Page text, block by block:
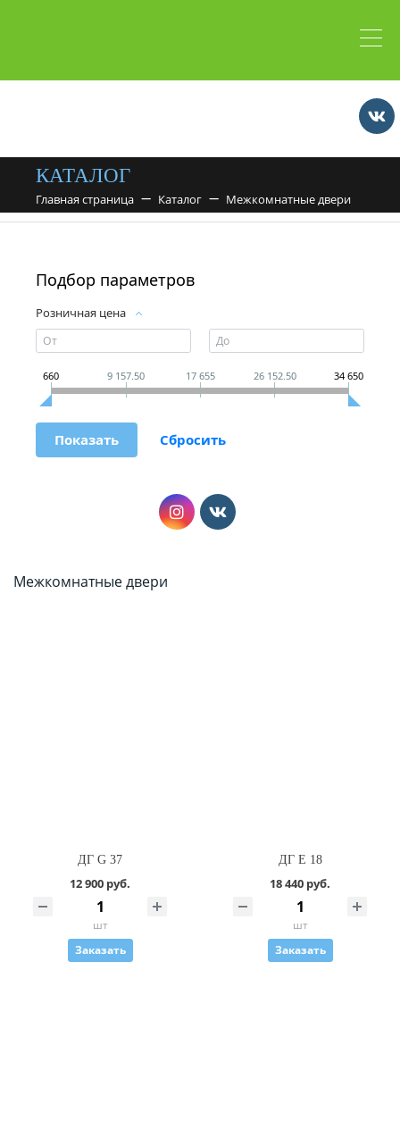
КАТАЛОГ
Главная страница Каталог Межкомнатные двери
Подбор параметров
Розничная цена
660 9 157.50 17 655 26 152.50 34 650
Межкомнатные двери
ДГ G 37
12 900 руб.
шт
Заказать
ДГ Е 18
18 440 руб.
шт
Заказать